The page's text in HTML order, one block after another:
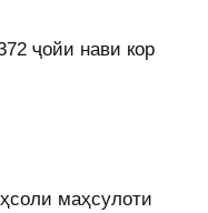
ҷойи нави кор
маҳсулоти